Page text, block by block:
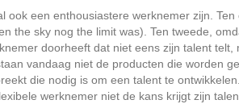
ook een enthousiastere werknemer zijn.
the sky nog the limit was). Ten tweede,
doorheeft dat niet eens zijn talent
vandaag niet de producten die worden
die nodig is om een talent te
werknemer niet de kans krijgt zijn